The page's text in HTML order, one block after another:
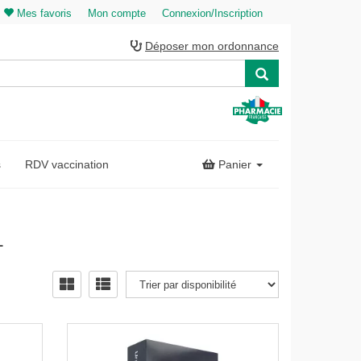
Mes favoris Mon compte Connexion/Inscription
Déposer mon ordonnance
RDV vaccination Panier